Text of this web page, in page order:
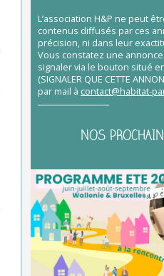
L’association H&P ne peut
contenus diffusés par ces
précision, ni dans leur
Vous constatez une
signaler via le bouton situé
(SIGNALER QUE CETTE
par mail à contact@habitat-
NOS